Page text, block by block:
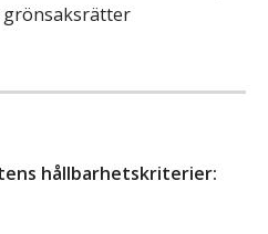
hållbarhetskriterier: